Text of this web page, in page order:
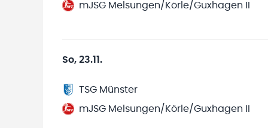
mJSG Melsungen/Körle/Guxhagen II
So, 23.11.
TSG Münster
mJSG Melsungen/Körle/Guxhagen II